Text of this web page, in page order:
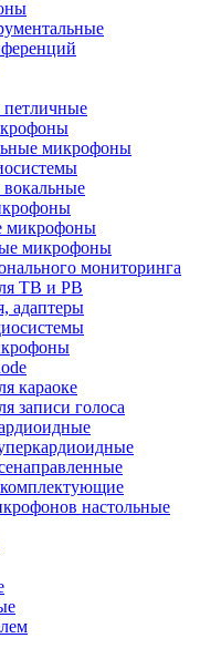
петличные
микрофоны
микрофоны
микрофоны
мониторинга
ТВ и РВ
адаптеры
караоке
записи голоса
настольные